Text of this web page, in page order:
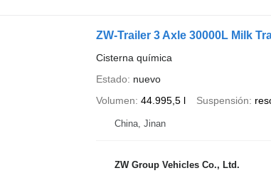
ZW-Trailer 3 Axle 30000L Milk
Cisterna química
Estado
nuevo
Volumen 44.995,5 l Suspensión
China, Jinan
ZW Group Vehicles Co., Ltd.